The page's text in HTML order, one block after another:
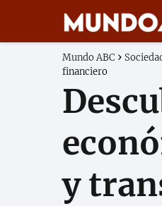
Mundo ABC
financiero
y